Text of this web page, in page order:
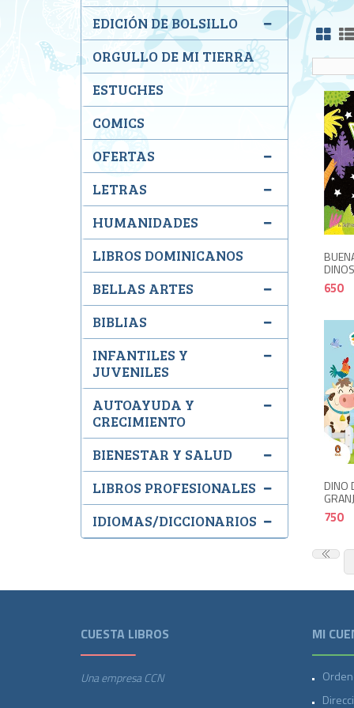
650
DINO
750
EDICIÓN DE BOLSILLO
ORGULLO DE MI TIERRA
ESTUCHES
COMICS
OFERTAS
LETRAS
HUMANIDADES
LIBROS DOMINICANOS
BELLAS ARTES
BIBLIAS
INFANTILES Y
JUVENILES
AUTOAYUDA Y
CRECIMIENTO
BIENESTAR Y SALUD
LIBROS PROFESIONALES
IDIOMAS/DICCIONARIOS
CUESTA LIBROS
Una empresa CCN
MI